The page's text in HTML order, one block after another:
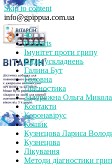
Skip to content
info@gpippua.com.ua
46
Products
Імунітет проти грипу
Види ускладнень
Галина Бут
Головна
Діагностика
Задорожна Ольга
Контакти
Коронавірус
Кошик
Кузнєцова Лариса
Кузнецова
Лікування
Методи діагностики